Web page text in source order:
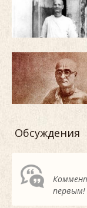
Обсуждения
первым!